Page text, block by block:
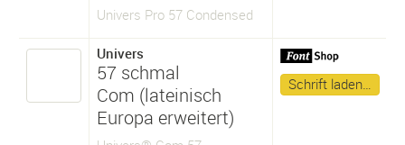
Univers Pro 57 Condensed
Univers
57 schmal
Com (lateinisch
Europa erweitert)
Schrift laden…